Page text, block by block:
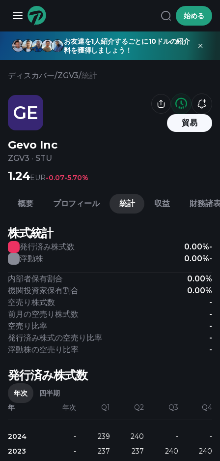
始める
お友達を1人紹介するごとに10ドルの紹介
料を獲得しましょう！
ディスカバー/ZGV3/統計
GE 貿易
Gevo Inc
ZGV3 · STU
1.24EUR-0.07-5.70%
概要 プロフィール 統計 収益 財務諸
株式統計
発行済み株式数 0.00%-
浮動株
0.00%-
内部者保有割合
0.00%
機関投資家保有割合
0.00%
空売り株式数
-
前月の空売り株式数
-
空売り比率
-
発行済み株式の空売り比率
-
浮動株の空売り比率
-
発行済み株式数
年次
四半期
年
年次 Q1 Q2 Q3 Q4
2024 - 239 240 -
-
2023
- 237 237 240
240